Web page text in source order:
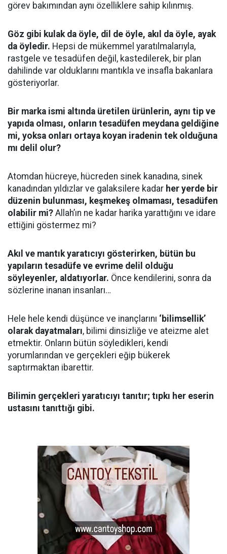
görev bakımından aynı özelliklere sahip kılınmış.
Göz gibi kulak da öyle, dil de öyle, akıl da öyle, ayak
da öyledir. Hepsi de mükemmel yaratılmalarıyla,
rastgele ve tesadüfen değil, kastedilerek, bir plan
dahilinde var olduklarını mantıkla ve insafla bakanlara
gösteriyorlar.
Bir marka ismi altında üretilen ürünlerin, aynı tip ve
yapıda olması, onların tesadüfen meydana geldiğine
mi, yoksa onları ortaya koyan iradenin tek olduğuna
mı delil olur?
Atomdan hücreye, hücreden sinek kanadına, sinek
kanadından yıldızlar ve galaksilere kadar her yerde bir
düzenin bulunması, keşmekeş olmaması, tesadüfen
olabilir mi? Allah’ın ne kadar harika yarattığını ve idare
ettiğini göstermez mi?
Akıl ve mantık yaratıcıyı gösterirken, bütün bu
yapıların tesadüfe ve evrime delil olduğu
söyleyenler, aldatıyorlar. Önce kendilerini, sonra da
sözlerine inanan insanları…
Hele hele kendi düşünce ve inançlarını ‘bilimsellik’
olarak dayatmaları, bilimi dinsizliğe ve ateizme alet
etmektir. Onların bütün söyledikleri, kendi
yorumlarından ve gerçekleri eğip bükerek
saptırmaktan ibarettir.
Bilimin gerçekleri yaratıcıyı tanıtır; tıpkı her eserin
ustasını tanıttığı gibi.